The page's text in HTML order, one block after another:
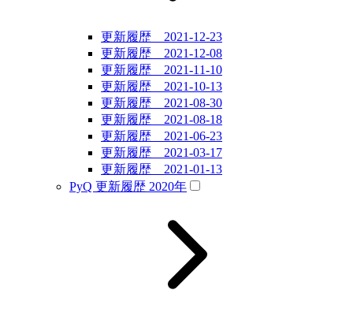
更新履歴 2021-12-23
更新履歴 2021-12-08
更新履歴 2021-11-10
更新履歴 2021-10-13
更新履歴 2021-08-30
更新履歴 2021-08-18
更新履歴 2021-06-23
更新履歴 2021-03-17
更新履歴 2021-01-13
PyQ 更新履歴 2020年